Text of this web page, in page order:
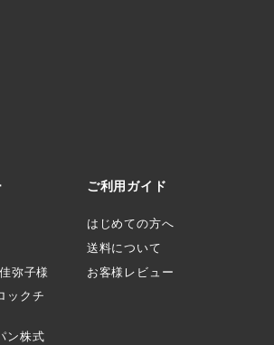
弥子様
ックチ
ン株式
ご利用ガイド
はじめての方へ
送料について
お客様レビュー